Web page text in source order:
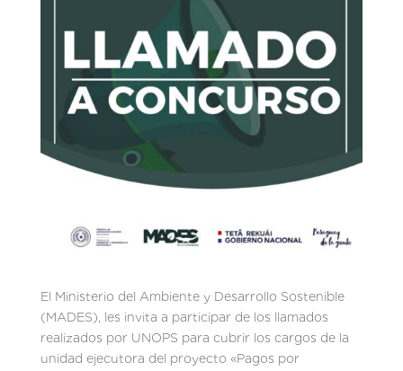
El Ministerio del Ambiente y Desarrollo Sostenible
(MADES), les invita a participar de los llamados
realizados por UNOPS para cubrir los cargos de la
unidad ejecutora del proyecto «Pagos por